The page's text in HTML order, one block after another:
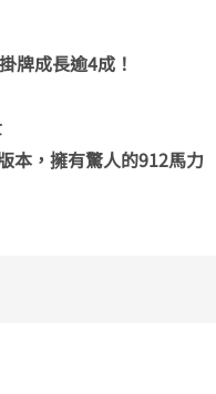
牌成長逾4成！
本，擁有驚人的912馬力